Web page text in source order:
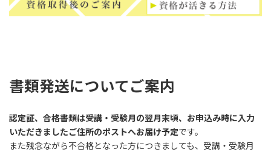
書類発送についてご案内
認定証、合格書類は受講・受験月の翌月末頃、お申込み時に入力
いただきましたご住所のポストへお届け予定です。
また残念ながら不合格となった方につきましても、受講・受験月